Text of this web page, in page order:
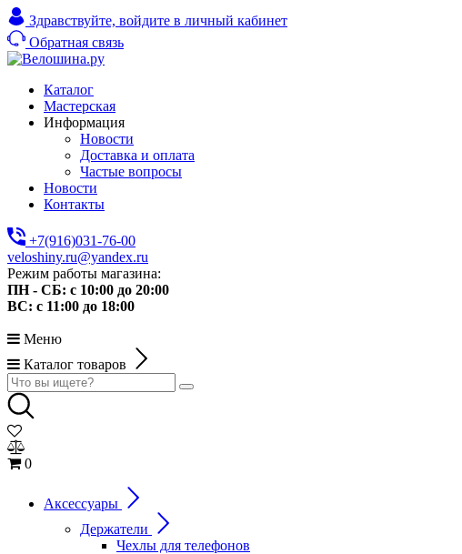
Здравствуйте, войдите в личный кабинет
Обратная связь
Каталог
Мастерская
Информация
Новости
Доставка и оплата
Частые вопросы
Новости
Контакты
+7(916)031-76-00
veloshiny.ru@yandex.ru
Режим работы магазина:
ПН - СБ: с 10:00 до 20:00
ВС: с 11:00 до 18:00
Меню
Каталог товаров
0
Аксессуары
Держатели
Чехлы для телефонов